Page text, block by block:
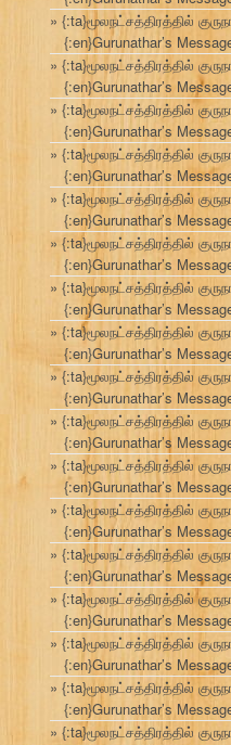
{:ta}மூலநட்சத்திரத்தில்
{:en}Gurunathar’s
{:ta}மூலநட்சத்திரத்தில்
{:en}Gurunathar’s
{:ta}மூலநட்சத்திரத்தில்
{:en}Gurunathar’s
{:ta}மூலநட்சத்திரத்தில்
{:en}Gurunathar’s
{:ta}மூலநட்சத்திரத்தில்
{:en}Gurunathar’s
{:ta}மூலநட்சத்திரத்தில்
{:en}Gurunathar’s
{:ta}மூலநட்சத்திரத்தில்
{:en}Gurunathar’s
{:ta}மூலநட்சத்திரத்தில்
{:en}Gurunathar’s
{:ta}மூலநட்சத்திரத்தில்
{:en}Gurunathar’s
{:ta}மூலநட்சத்திரத்தில்
{:en}Gurunathar’s
{:ta}மூலநட்சத்திரத்தில்
{:en}Gurunathar’s
{:ta}மூலநட்சத்திரத்தில்
{:en}Gurunathar’s
{:ta}மூலநட்சத்திரத்தில்
{:en}Gurunathar’s
{:ta}மூலநட்சத்திரத்தில்
{:en}Gurunathar’s
{:ta}மூலநட்சத்திரத்தில்
{:en}Gurunathar’s
{:ta}மூலநட்சத்திரத்தில்
{:en}Gurunathar’s
{:ta}மூலநட்சத்திரத்தில்